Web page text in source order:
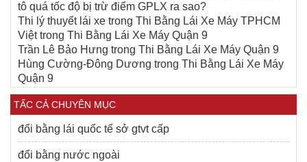
tô quá tốc độ bị trừ điểm GPLX ra sao?
Thi lý thuyết lái xe trong Thi Bằng Lái Xe Máy TPHCM
Việttrong Thi Bằng Lái Xe Máy Quận 9
Trần Lê Bảo Hưng trong Thi Bằng Lái Xe Máy Quận 9
Hùng Cường-Đông Dương trong Thi Bằng Lái Xe Máy
Quận 9
TẤC CẢ CHUYÊN MỤC
đổi bằng lái quốc tế sở gtvt cấp
đổi bằng nước ngoài